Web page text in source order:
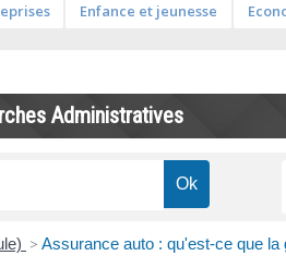
Enfance et jeunesse
Administratives
> Assurance auto : qu'est-ce que